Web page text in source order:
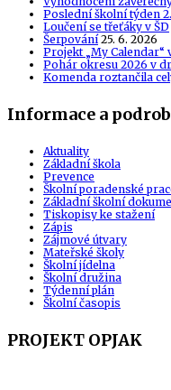
Poslední školní týden
Loučení se třeťáky v ŠD
Šerpování 25. 6. 2026
Projekt „My Calendar“
Pohár okresu 2026 v
Komenda roztančila
Informace a
Aktuality
Základní škola
Prevence
Školní poradenské
Základní školní
Tiskopisy ke stažení
Zápis
Zájmové útvary
Mateřské školy
Školní jídelna
Školní družina
Týdenní plán
Školní časopis
PROJEKT OPJAK